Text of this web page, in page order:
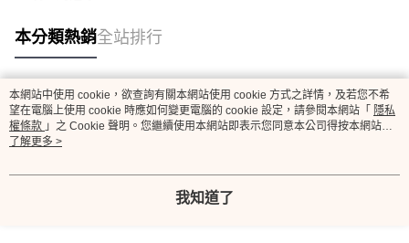
本分類熱銷全站排行
熱門標籤
本網站中使用 cookie，欲查詢有關本網站使用 cookie 方式之詳情，及若您不希
望在電腦上使用 cookie 時應如何變更電腦的 cookie 設定，請參閱本網站「 隱私
權條款 」之 Cookie 聲明。您繼續使用本網站即表示您同意本公司得按本網站使
用條款之 Cookie 聲明使用 cookie。
了解更多 >
我知道了